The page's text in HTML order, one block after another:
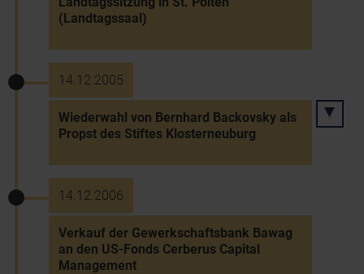
(Landtagssaal)
14.12.2005
Wiederwahl von Bernhard Backovsky als
Propst des Stiftes Klosterneuburg
14.12.2006
Verkauf der Gewerkschaftsbank Bawag
an den US-Fonds Cerberus Capital
Management